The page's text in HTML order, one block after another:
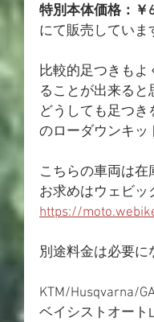
特別本体価格：￥
にて販売していま
比較的足つきも
ることが出来ると
どうしても足つ
のローダウンキッ
こちらの車両は
お求めはウェビッ
https://
別途料金は必要に
KTM/Husqvarna/
ベイシストオート